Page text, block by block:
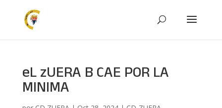
eL zUERA B CAE POR LA
MINIMA